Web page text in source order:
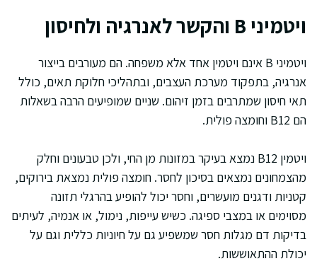
ויטמיני B והקשר לאנרגיה ולחיסון
ויטמיני B אינם ויטמין אחד אלא משפחה. הם מעורבים בייצור
אנרגיה, בתפקוד מערכת העצבים, ובתהליכי חלוקת תאים, כולל
תאי חיסון שמתרבים בזמן זיהום. שניים שמופיעים הרבה בשאלות
הם B12 וחומצה פולית.
ויטמין B12 נמצא בעיקר במזונות מן החי, ולכן טבעונים וחלק
מהצמחונים נמצאים בסיכון לחסר. חומצה פולית נמצאת בירוקים,
קטניות ודגנים מועשרים, וחסר יכול להופיע בהרגלי תזונה
מסוימים או במצבי ספיגה. כשיש עייפות, נימול, או אנמיה, לעיתים
בדיקות דם מגלות חסר שמשפיע גם על חיוניות כללית וגם על
יכולת ההתאוששות.